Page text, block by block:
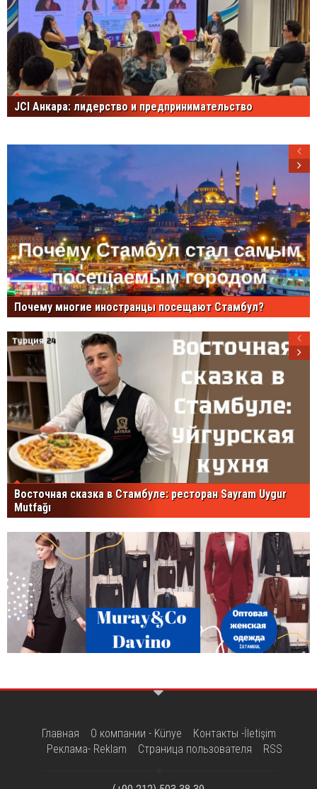
JCI Анкара: лидерство и предпринимательство
Почему многие иностранцы посещают Стамбул?
Восточная сказка в Стамбуле: ресторан Sayram Uygur
Mutfağı
Главная О компании - Künye
Контакты -İletişim
Реклама- Reklam
Страница пользователя RSS